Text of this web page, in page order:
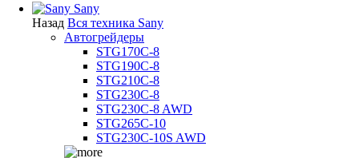
Sany
Назад Вся техника Sany
Автогрейдеры
STG170C-8
STG190C-8
STG210C-8
STG230C-8
STG230C-8 AWD
STG265C-10
STG230C-10S AWD